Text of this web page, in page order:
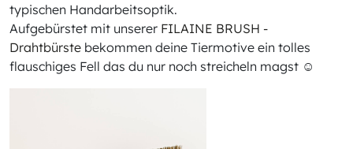
typischen Handarbeitsoptik.
Aufgebürstet mit unserer FILAINE BRUSH -
Drahtbürste bekommen deine Tiermotive ein tolles
flauschiges Fell das du nur noch streicheln magst ☺